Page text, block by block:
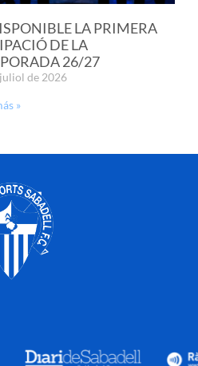
LA PRIMERA
DE LA
26/27
de 2026
»